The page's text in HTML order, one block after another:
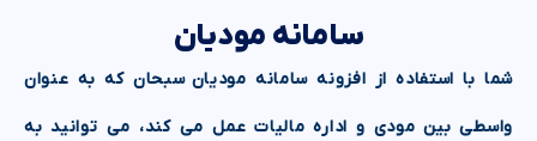
سامانه مودیان
شما با استفاده از افزونه سامانه مودیان سبحان که به عنوان
واسطی بین مودی و اداره مالیات عمل می کند، می توانید به